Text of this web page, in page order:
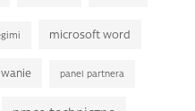
microsoft word
panel partnera